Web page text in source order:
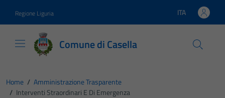
Regione Liguria Lingua attiva:
ITA
Comune di Casella
Home / Amministrazione Trasparente
/ Interventi Straordinari E Di Emergenza